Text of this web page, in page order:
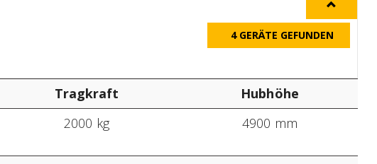
4 GERÄTE GEFUNDEN
Tragkraft
Hubhöhe
2000 kg 4900 mm